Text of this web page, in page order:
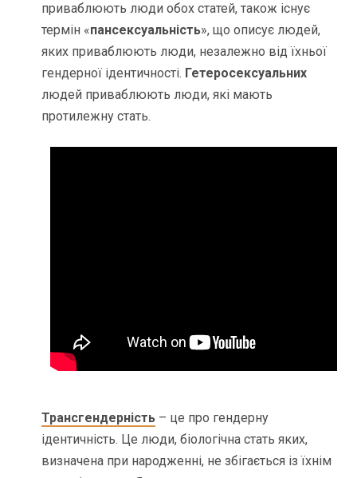
приваблюють люди обох статей, також існує
термін «пансексуальність», що описує людей,
яких приваблюють люди, незалежно від їхньої
гендерної ідентичності. Гетеросексуальних
людей приваблюють люди, які мають
протилежну стать.
Трансгендерність – це про гендерну
ідентичність. Це люди, біологічна стать яких,
визначена при народженні, не збігається із їхнім